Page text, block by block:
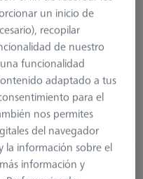
Fiber
mm
mm
g
un inicio de
recopilar
de nuestro
funcionalidad
adaptado a tus
para el
nos permites
del navegador
la información sobre el
información y